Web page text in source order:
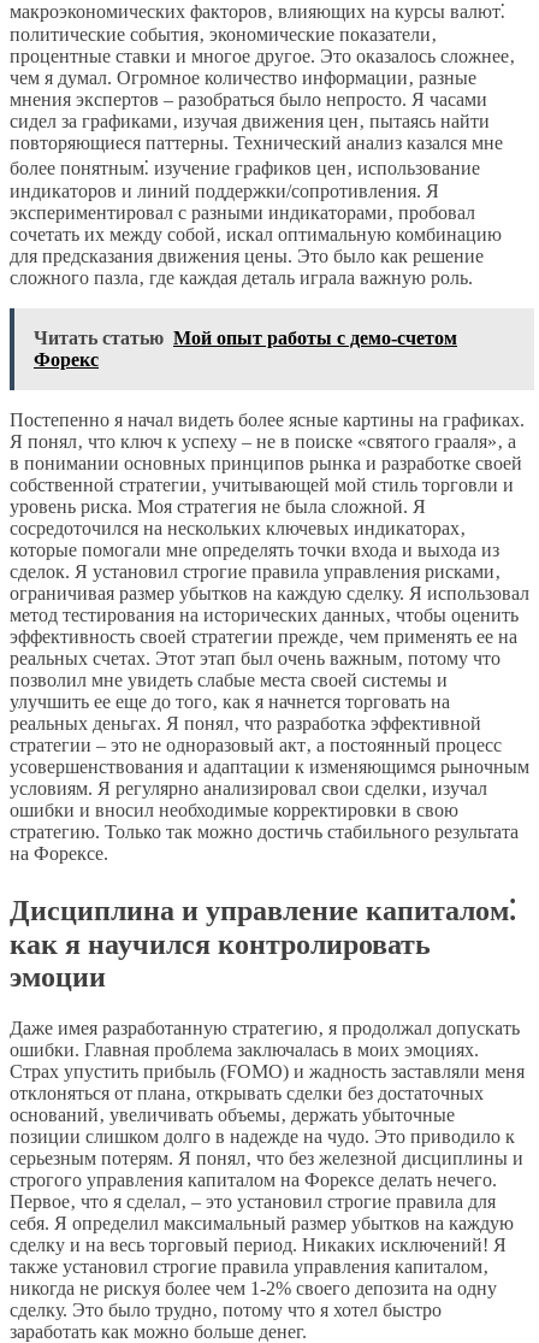
макроэкономических факторов‚ влияющих на курсы валют⁚
политические события‚ экономические показатели‚
процентные ставки и многое другое. Это оказалось сложнее‚
чем я думал. Огромное количество информации‚ разные
мнения экспертов – разобраться было непросто. Я часами
сидел за графиками‚ изучая движения цен‚ пытаясь найти
повторяющиеся паттерны. Технический анализ казался мне
более понятным⁚ изучение графиков цен‚ использование
индикаторов и линий поддержки/сопротивления. Я
экспериментировал с разными индикаторами‚ пробовал
сочетать их между собой‚ искал оптимальную комбинацию
для предсказания движения цены. Это было как решение
сложного пазла‚ где каждая деталь играла важную роль.
Читать статью Мой опыт работы с демо-счетом
Форекс
Постепенно я начал видеть более ясные картины на графиках.
Я понял‚ что ключ к успеху – не в поиске «святого грааля»‚ а
в понимании основных принципов рынка и разработке своей
собственной стратегии‚ учитывающей мой стиль торговли и
уровень риска. Моя стратегия не была сложной. Я
сосредоточился на нескольких ключевых индикаторах‚
которые помогали мне определять точки входа и выхода из
сделок. Я установил строгие правила управления рисками‚
ограничивая размер убытков на каждую сделку. Я использовал
метод тестирования на исторических данных‚ чтобы оценить
эффективность своей стратегии прежде‚ чем применять ее на
реальных счетах. Этот этап был очень важным‚ потому что
позволил мне увидеть слабые места своей системы и
улучшить ее еще до того‚ как я начнется торговать на
реальных деньгах. Я понял‚ что разработка эффективной
стратегии – это не одноразовый акт‚ а постоянный процесс
усовершенствования и адаптации к изменяющимся рыночным
условиям. Я регулярно анализировал свои сделки‚ изучал
ошибки и вносил необходимые корректировки в свою
стратегию. Только так можно достичь стабильного результата
на Форексе.
Дисциплина и управление капиталом⁚
как я научился контролировать
эмоции
Даже имея разработанную стратегию‚ я продолжал допускать
ошибки. Главная проблема заключалась в моих эмоциях.
Страх упустить прибыль (FOMO) и жадность заставляли меня
отклоняться от плана‚ открывать сделки без достаточных
оснований‚ увеличивать объемы‚ держать убыточные
позиции слишком долго в надежде на чудо. Это приводило к
серьезным потерям. Я понял‚ что без железной дисциплины и
строгого управления капиталом на Форексе делать нечего.
Первое‚ что я сделал‚ – это установил строгие правила для
себя. Я определил максимальный размер убытков на каждую
сделку и на весь торговый период. Никаких исключений! Я
также установил строгие правила управления капиталом‚
никогда не рискуя более чем 1-2% своего депозита на одну
сделку. Это было трудно‚ потому что я хотел быстро
заработать как можно больше денег.